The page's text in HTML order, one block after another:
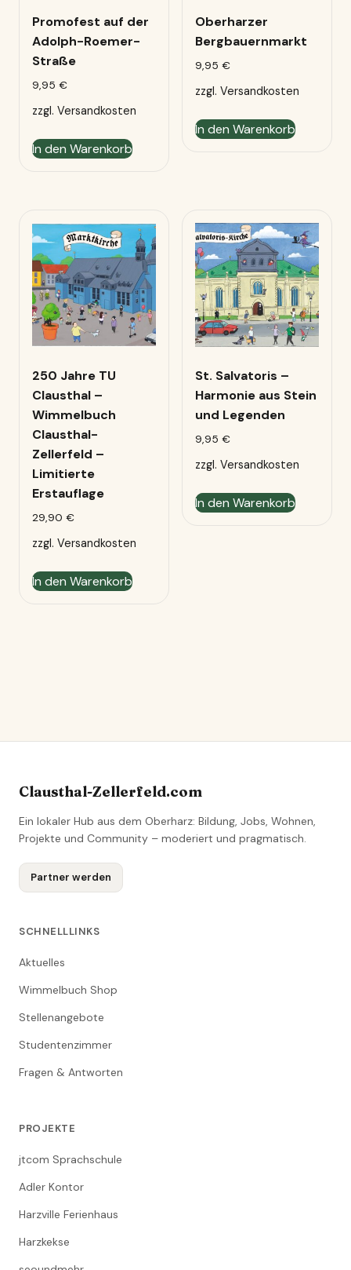
Promofest auf der
Adolph-Roemer-
Straße
9,95 €
zzgl. Versandkosten
In den Warenkorb
Oberharzer
Bergbauernmarkt
9,95 €
zzgl. Versandkosten
In den Warenkorb
250 Jahre TU
Clausthal –
Wimmelbuch
Clausthal-
Zellerfeld –
Limitierte
Erstauflage
29,90 €
zzgl. Versandkosten
In den Warenkorb
St. Salvatoris –
Harmonie aus Stein
und Legenden
9,95 €
zzgl. Versandkosten
In den Warenkorb
Clausthal-Zellerfeld.com
Ein lokaler Hub aus dem Oberharz: Bildung, Jobs, Wohnen,
Projekte und Community – moderiert und pragmatisch.
Partner werden
SCHNELLLINKS
Aktuelles
Wimmelbuch Shop
Stellenangebote
Studentenzimmer
Fragen & Antworten
PROJEKTE
jtcom Sprachschule
Adler Kontor
Harzville Ferienhaus
Harzkekse